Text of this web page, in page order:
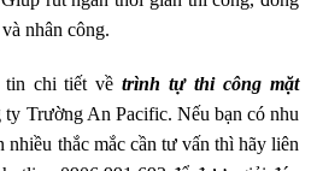
nhân công.
tin chi tiết vềtrình tự thi công mặt
ty Trường An Pacific. Nếu bạn có nhu
nhiều thắc mắc cần tư vấn thì hãy liên